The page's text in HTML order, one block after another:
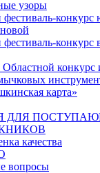
узоры
фестиваль-
конкурс
конкурс
карта»
ДЛЯ
качества
вопросы